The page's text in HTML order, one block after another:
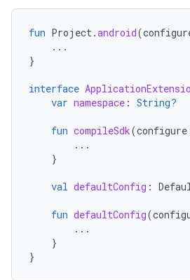
fun Project.android(
...
}
interface
var namespace : String?
fun compileSdk(configure
...
}
val defaultConfig :
fun defaultConfig(
...
}
}